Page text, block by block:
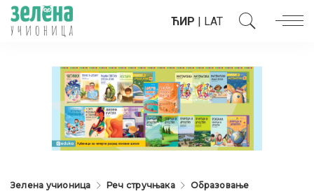
ЋИР | LAT
Зелена учионица Реч стручњака Образовање